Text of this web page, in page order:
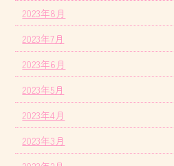
2023年8月
2023年7月
2023年6月
2023年5月
2023年4月
2023年3月